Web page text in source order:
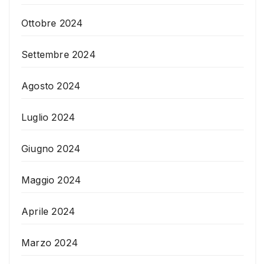
Ottobre 2024
Settembre 2024
Agosto 2024
Luglio 2024
Giugno 2024
Maggio 2024
Aprile 2024
Marzo 2024